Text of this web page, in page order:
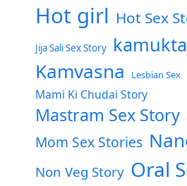
Hot girl Hot Sex
Jija Sali Sex Story kamukta
Kamvasna Lesbian Sex
Mami Ki Chudai Story
Mastram Sex Story
Mom Sex Stories
Non Veg Story Oral